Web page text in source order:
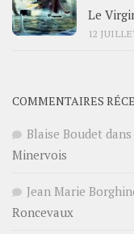
Le
12
COMMENTAIRES
Blaise Boudet dans
Minervois
Jean Marie
Roncevaux